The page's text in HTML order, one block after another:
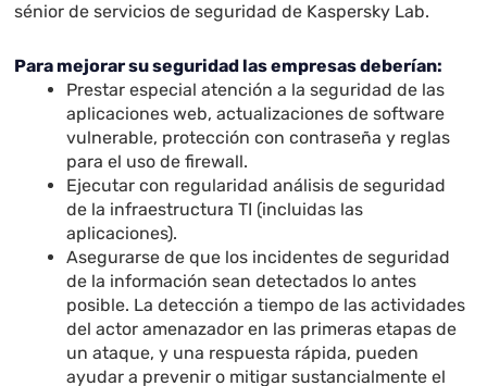
sénior de servicios de seguridad de Kaspersky Lab.
Para mejorar su seguridad las empresas deberían:
Prestar especial atención a la seguridad de las
aplicaciones web, actualizaciones de software
vulnerable, protección con contraseña y reglas
para el uso de firewall.
Ejecutar con regularidad análisis de seguridad
de la infraestructura TI (incluidas las
aplicaciones).
Asegurarse de que los incidentes de seguridad
de la información sean detectados lo antes
posible. La detección a tiempo de las actividades
del actor amenazador en las primeras etapas de
un ataque, y una respuesta rápida, pueden
ayudar a prevenir o mitigar sustancialmente el